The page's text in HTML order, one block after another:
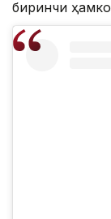
биринчи